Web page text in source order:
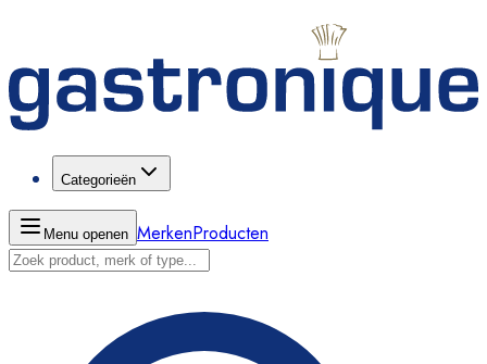
Categorieën
Menu openen MerkenProducten